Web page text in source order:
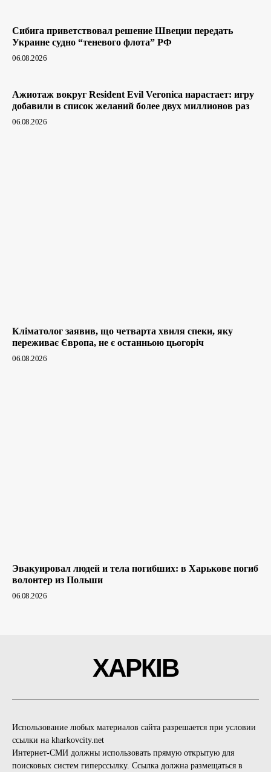
Сибига приветствовал решение Швеции передать
Украине судно “теневого флота” РФ
06.08.2026
Ажиотаж вокруг Resident Evil Veronica нарастает: игру
добавили в список желаний более двух миллионов раз
06.08.2026
Кліматолог заявив, що четварта хвиля спеки, яку
переживає Європа, не є останньою цьогоріч
06.08.2026
Эвакуировал людей и тела погибших: в Харькове погиб
волонтер из Польши
06.08.2026
ХАРКІВ
Использование любых материалов сайта разрешается при условии
ссылки на kharkovcity.net
Интернет-СМИ должны использовать прямую открытую для
поисковых систем гиперссылку. Ссылка должна размещаться в